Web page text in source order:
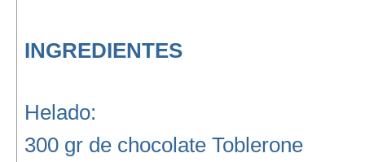
INGREDIENTES
Helado:
300 gr de chocolate Toblerone